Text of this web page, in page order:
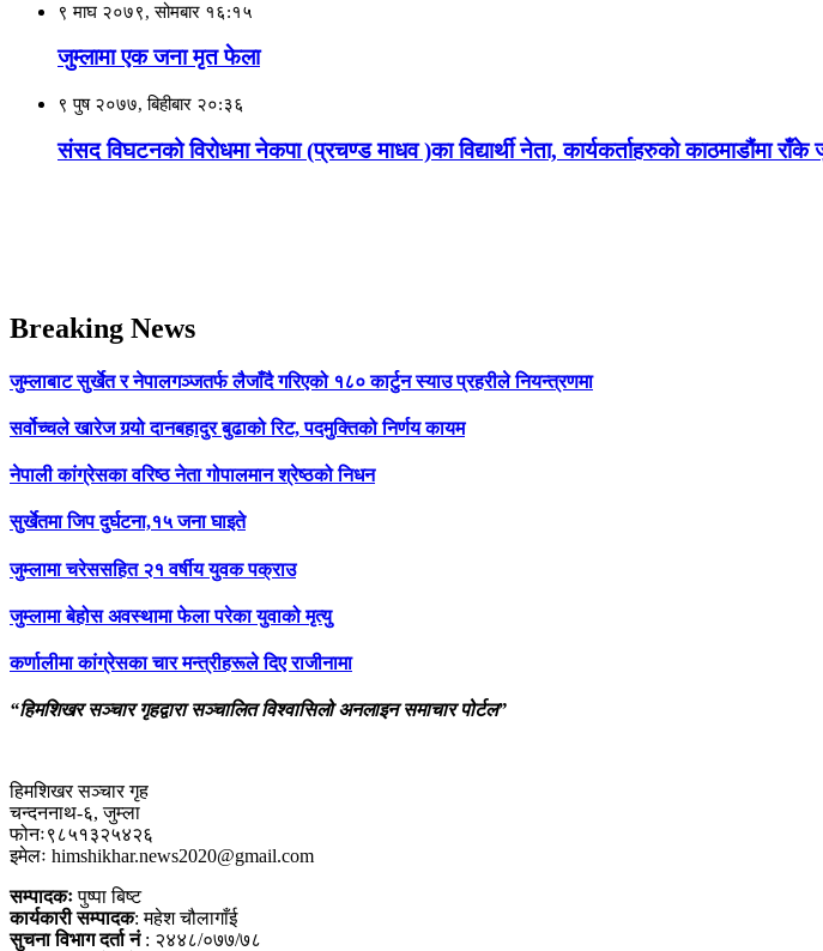
९ माघ २०७९, सोमबार १६:१५
जुम्लामा एक जना मृत फेला
९ पुष २०७७, बिहीबार २०:३६
संसद विघटनको विरोधमा नेकपा (प्रचण्ड माधव )का विद्यार्थी नेता, कार्यकर्ताहरुकाे काठमाडौंमा
Breaking News
जुम्लाबाट सुर्खेत र नेपालगञ्जतर्फ लैजाँदै गरिएको १८० कार्टुन स्याउ प्रहरीले नियन्त्रणमा
सर्वोच्चले खारेज गर्‍यो दानबहादुर बुढाको रिट, पदमुक्तिको निर्णय कायम
नेपाली कांग्रेसका वरिष्ठ नेता गोपालमान श्रेष्ठको निधन
सुर्खेतमा जिप दुर्घटना,१५ जना घाइते
जुम्लामा चरेससहित २१ वर्षीय युवक पक्राउ
जुम्लामा बेहोस अवस्थामा फेला परेका युवाको मृत्यु
कर्णालीमा कांग्रेसका चार मन्त्रीहरूले दिए राजीनामा
“हिमशिखर सञ्चार गृहद्वारा सञ्चालित विश्वासिलो अनलाइन समाचार पोर्टल”
हिमशिखर सञ्चार गृह
चन्दननाथ-६, जुम्ला
फोनः९८५१३२५४२६
इमेलः himshikhar.news2020@gmail.com
सम्पादकःपुष्पा बिष्ट
कार्यकारी सम्पादक: महेश चौलागाँई
सुचना विभाग दर्ता नं: २४४८/०७७/७८